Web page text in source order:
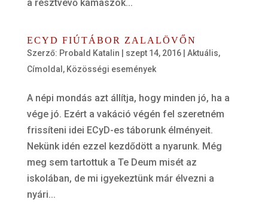
a résztvevő kamaszok...
ECYD FIÚTÁBOR ZALALÖVŐN
Szerző: Probald Katalin szept 14, 2016| Aktuális,
Címoldal , Közösségi események
A népi mondás azt állítja, hogy minden jó, ha a
vége jó. Ezért a vakáció végén fel szeretném
frissíteni idei ECyD-es táborunk élményeit.
Nekünk idén ezzel kezdődött a nyarunk. Még
meg sem tartottuk a Te Deum misét az
iskolában, de mi igyekeztünk már élvezni a
nyári...